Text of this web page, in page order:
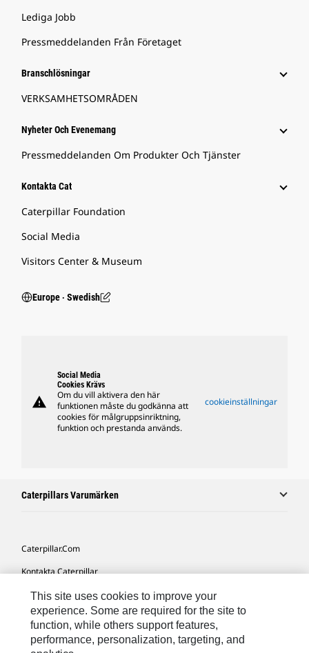
Lediga Jobb
Pressmeddelanden Från Företaget
Branschlösningar
VERKSAMHETSOMRÅDEN
Nyheter Och Evenemang
Pressmeddelanden Om Produkter Och Tjänster
Kontakta Cat
Caterpillar Foundation
Social Media
Visitors Center & Museum
Europe ‧ Swedish
warning
Social Media
Cookies Krävs
Om du vill aktivera den här
funktionen måste du godkänna att
cookies för målgruppsinriktning,
funktion och prestanda används.
cookieinställningar
Caterpillars Varumärken
Caterpillar.com
Kontakta Caterpillar
Mina Marknadsföringspreferenser
Platskarta
Cookie Settings
This site uses cookies to improve your
experience. Some are required for the site to
function, while others support features,
performance, personalization, targeting, and